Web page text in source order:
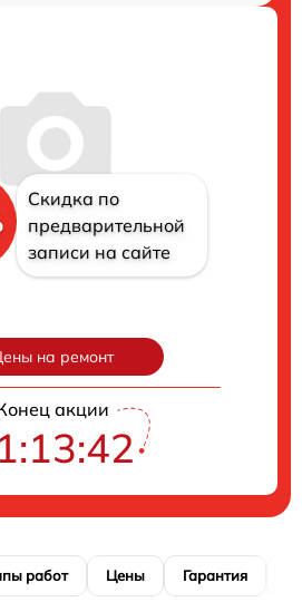
Скидка по
предварительной
записи на сайте
на ремонт
акции
работ Цены Гарантия